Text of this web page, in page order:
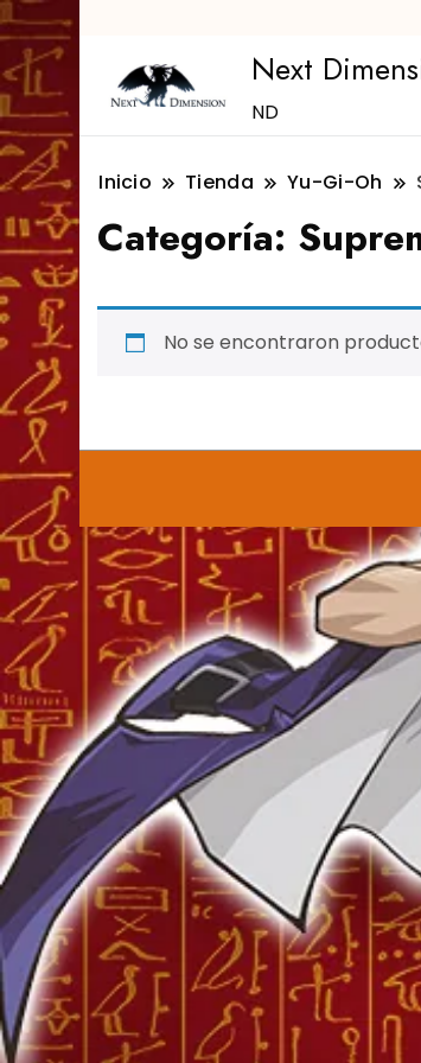
Next
ND
Inicio Tienda Yu-Gi-Oh
Categoría:
No se encontraron